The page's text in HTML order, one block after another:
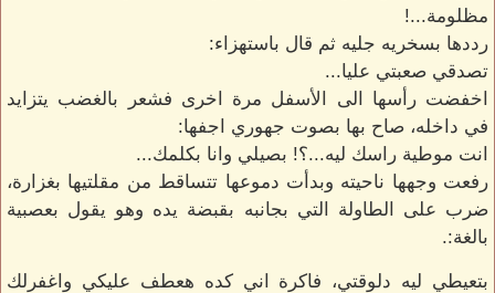
مظلومة...!
رددها بسخريه جليه ثم قال باستهزاء:
تصدقي صعبتي عليا...
اخفضت رأسها الى الأسفل مرة اخرى فشعر بالغضب يتزايد
في داخله، صاح بها بصوت جهوري اجفها:
انت موطية راسك ليه...؟! بصيلي وانا بكلمك...
رفعت وجهها ناحيته وبدأت دموعها تتساقط من مقلتيها بغزارة،
ضرب على الطاولة التي بجانبه بقبضة يده وهو يقول بعصبية
بالغة:.
بتعيطي ليه دلوقتي، فاكرة اني كده هعطف عليكي واغفرلك